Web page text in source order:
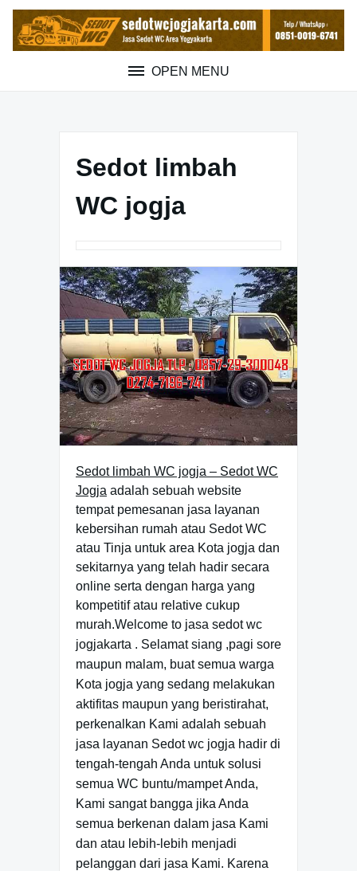
Skip
content
OPEN MENU
Sedot limbah
WC jogja
Sedot limbah WC jogja – Sedot WC
Jogja adalah sebuah website
tempat pemesanan jasa layanan
kebersihan rumah atau Sedot WC
atau Tinja untuk area Kota jogja dan
sekitarnya yang telah hadir secara
online serta dengan harga yang
kompetitif atau relative cukup
murah.Welcome to jasa sedot wc
jogjakarta . Selamat siang ,pagi sore
maupun malam, buat semua warga
Kota jogja yang sedang melakukan
aktifitas maupun yang beristirahat,
perkenalkan Kami adalah sebuah
jasa layanan Sedot wc jogja hadir di
tengah-tengah Anda untuk solusi
semua WC buntu/mampet Anda,
Kami sangat bangga jika Anda
semua berkenan dalam jasa Kami
dan atau lebih-lebih menjadi
pelanggan dari jasa Kami. Karena